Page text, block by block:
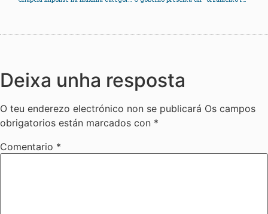
Deixa unha resposta
O teu enderezo electrónico non se publicará Os campos
obrigatorios están marcados con *
Comentario *